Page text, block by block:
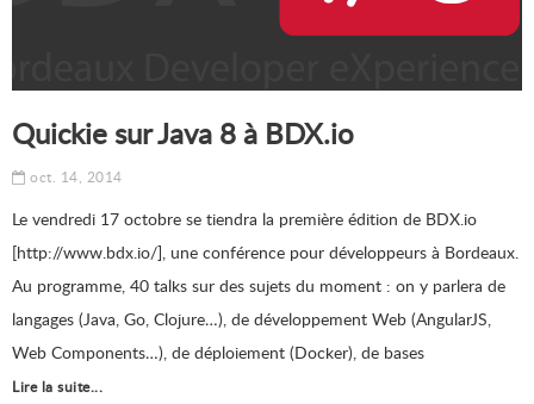
Quickie sur Java 8 à BDX.io
oct. 14, 2014
Le vendredi 17 octobre se tiendra la première édition de BDX.io
[http://www.bdx.io/], une conférence pour développeurs à Bordeaux.
Au programme, 40 talks sur des sujets du moment : on y parlera de
langages (Java, Go, Clojure…), de développement Web (AngularJS,
Web Components…), de déploiement (Docker), de bases
Lire la suite...